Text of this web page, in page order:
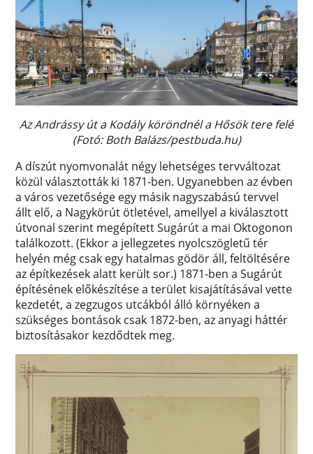
Az Andrássy út a Kodály köröndnél a Hősök tere felé
(Fotó: Both Balázs/pestbuda.hu)
A díszút nyomvonalát négy lehetséges tervváltozat
közül választották ki 1871-ben. Ugyanebben az évben
a város vezetősége egy másik nagyszabású tervvel
állt elő, a Nagykörút ötletével, amellyel a kiválasztott
útvonal szerint megépített Sugárút a mai Oktogonon
találkozott. (Ekkor a jellegzetes nyolcszögletű tér
helyén még csak egy hatalmas gödör áll, feltöltésére
az építkezések alatt került sor.) 1871-ben a Sugárút
építésének előkészítése a terület kisajátításával vette
kezdetét, a zegzugos utcákból álló környéken a
szükséges bontások csak 1872-ben, az anyagi háttér
biztosításakor kezdődtek meg.